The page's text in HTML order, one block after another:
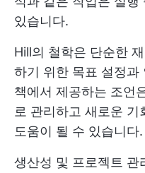
있습니다.
Hill의 철학은 단순한
하기 위한 목표 설정과
책에서 제공하는 조언
로 관리하고 새로운
도움이 될 수 있습니다.
생산성 및 프로젝트 관